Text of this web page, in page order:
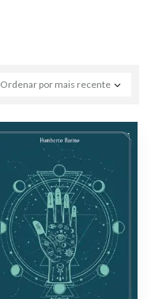
Ordenar por mais recente